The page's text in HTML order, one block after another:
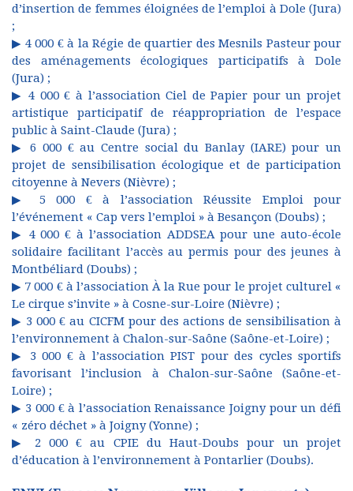
d’insertion de femmes éloignées de l’emploi à Dole (Jura)
;
▶ 4 000 € à la Régie de quartier des Mesnils Pasteur pour
des aménagements écologiques participatifs à Dole
(Jura) ;
▶ 4 000 € à l’association Ciel de Papier pour un projet
artistique participatif de réappropriation de l’espace
public à Saint-Claude (Jura) ;
▶ 6 000 € au Centre social du Banlay (IARE) pour un
projet de sensibilisation écologique et de participation
citoyenne à Nevers (Nièvre) ;
▶ 5 000 € à l’association Réussite Emploi pour
l’événement « Cap vers l’emploi » à Besançon (Doubs) ;
▶ 4 000 € à l’association ADDSEA pour une auto-école
solidaire facilitant l’accès au permis pour des jeunes à
Montbéliard (Doubs) ;
▶ 7 000 € à l’association À la Rue pour le projet culturel «
Le cirque s’invite » à Cosne-sur-Loire (Nièvre) ;
▶ 3 000 € au CICFM pour des actions de sensibilisation à
l’environnement à Chalon-sur-Saône (Saône-et-Loire) ;
▶ 3 000 € à l’association PIST pour des cycles sportifs
favorisant l’inclusion à Chalon-sur-Saône (Saône-et-
Loire) ;
▶ 3 000 € à l’association Renaissance Joigny pour un défi
« zéro déchet » à Joigny (Yonne) ;
▶ 2 000 € au CPIE du Haut-Doubs pour un projet
d’éducation à l’environnement à Pontarlier (Doubs).